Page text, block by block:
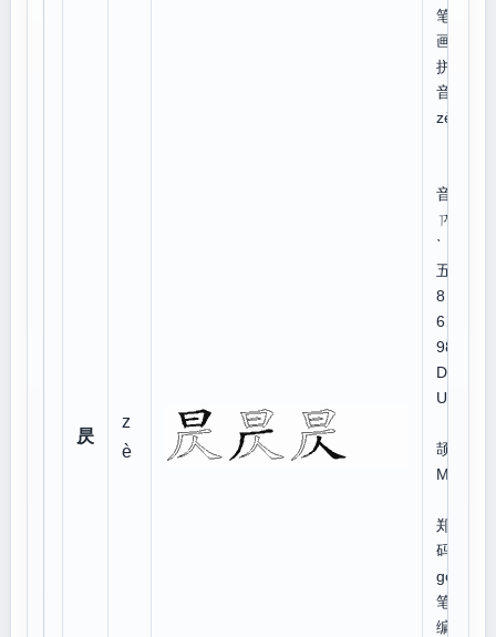
昃
z
è
笔
画:8
拼
音：
zè
音：
ㄗㄜ
ˋ
五笔
8
6、
98:J
DW
U
颉:A
MO
郑
码:k
god
笔顺
编